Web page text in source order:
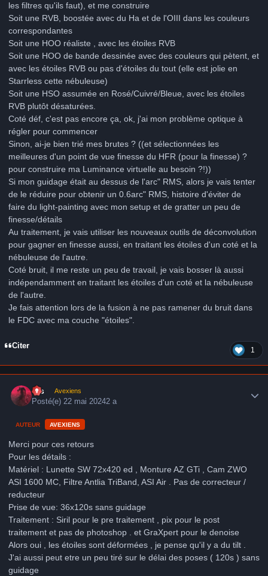
les filtres qu'ils faut), et me construire
Soit une RVB, boostée avec du Ha et de l'OIII dans les couleurs
correspondantes
Soit une HOO réaliste , avec les étoiles RVB
Soit une HOO de bande dessinée avec des couleurs qui pètent, et
avec les étoiles RVB ou pas d'étoiles du tout (elle est jolie en
Starrless cette nébuleuse)
Soit une HSO assumée en Rosé/Cuivré/Bleue, avec les étoiles
RVB plutôt désaturées.
Coté déf, c'est pas encore ça, ok, j'ai mon problème optique à
régler pour commencer
Sinon, ai-je bien trié mes brutes ? ((et sélectionnées les
meilleures d'un point de vue finesse du HFR (pour la finesse) ?
pour construire ma Luminance virtuelle au besoin ?!))
Si mon guidage était au dessus de l'arc" RMS, alors je vais tenter
de le réduire pour obtenir un 0.6arc" RMS, histoire d'éviter de
faire du light-painting avec mon setup et de gratter un peu de
finesse/détails
Au traitement, je vais utiliser les nouveaux outils de déconvolution
pour gagner en finesse aussi, en traitant les étoiles d'un coté et la
nébuleuse de l'autre.
Coté bruit, il me reste un peu de travail, je vais bosser là aussi
indépendamment en traitant les étoiles d'un coté et la nébuleuse
de l'autre.
Je fais attention lors de la fusion à ne pas ramener du bruit dans
le FDC avec ma couche "étoiles".
Citer 1
krs Avexiens
Posté(e)22 mai 20242 a
AUTEUR AVEXIENS
Merci pour ces retours
Pour les détails :
Matériel : Lunette SW 72x420 ed , Monture AZ GTi , Cam ZWO
ASI 1600 MC, Filtre Antlia TriBand, ASI Air . Pas de correcteur /
reducteur
Prise de vue: 36x120s sans guidage
Traitement : Siril pour le pre traitement , pix pour le post
traitement et pas de photoshop . et GraXpert pour le denoise
Alors oui , les étoiles sont déformées , je pense qu'il y a du tilt .
J'ai aussi peut etre un peu tiré sur le délai des poses ( 120s ) sans
guidage